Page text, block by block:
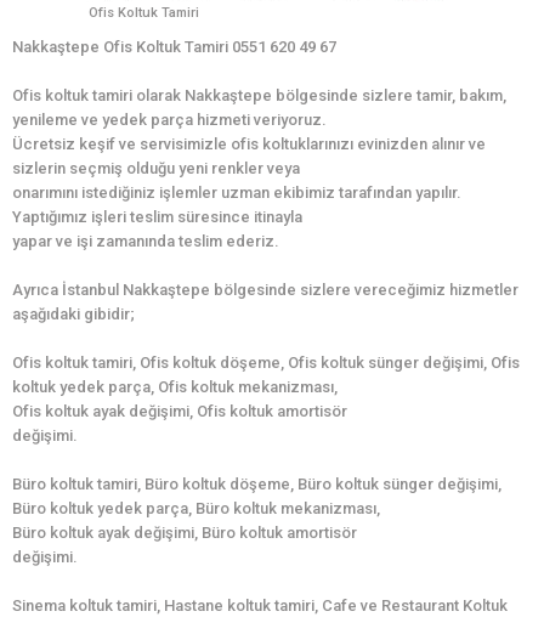
Ofis Koltuk Tamiri
Nakkaştepe Ofis Koltuk Tamiri 0551 620 49 67
Ofis koltuk tamiri olarak Nakkaştepe bölgesinde sizlere tamir, bakım,
yenileme ve yedek parça hizmeti veriyoruz.
Ücretsiz keşif ve servisimizle ofis koltuklarınızı evinizden alınır ve
sizlerin seçmiş olduğu yeni renkler veya
onarımını istediğiniz işlemler uzman ekibimiz tarafından yapılır.
Yaptığımız işleri teslim süresince itinayla
yapar ve işi zamanında teslim ederiz.
Ayrıca İstanbul Nakkaştepe bölgesinde sizlere vereceğimiz hizmetler
aşağıdaki gibidir;
Ofis koltuk tamiri, Ofis koltuk döşeme, Ofis koltuk sünger değişimi, Ofis
koltuk yedek parça, Ofis koltuk mekanizması,
Ofis koltuk ayak değişimi, Ofis koltuk amortisör
değişimi.
Büro koltuk tamiri, Büro koltuk döşeme, Büro koltuk sünger değişimi,
Büro koltuk yedek parça, Büro koltuk mekanizması,
Büro koltuk ayak değişimi, Büro koltuk amortisör
değişimi.
Sinema koltuk tamiri, Hastane koltuk tamiri, Cafe ve Restaurant Koltuk